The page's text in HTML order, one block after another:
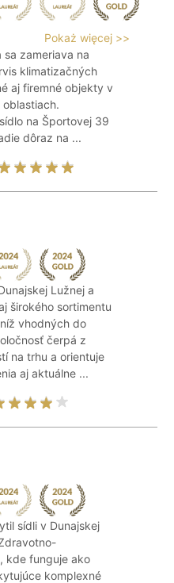
Pokaż więcej >>
sa zameriava na
klimatizačných
aj firemné objekty v
na Športovej 39
dôraz na ...
Lužnej a
širokého sortimentu
vhodných do
čerpá z
na trhu a orientuje
aj aktuálne ...
sídli v Dunajskej
kde funguje ako
komplexné